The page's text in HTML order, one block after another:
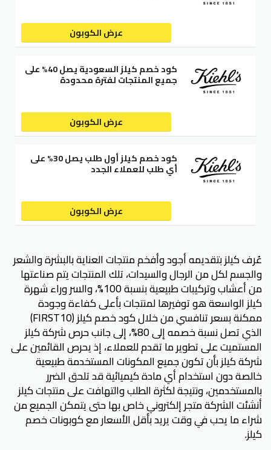
عرض الكوبون
كود خصم كيلز السعودية يصل 40% على
جميع المنتجات لفترة محدودة
عرض الكوبون
كود خصم كيلز أول طلب يصل 30% على
أي طلب للعملاء الجدد
عرض الكوبون
عُرف كيلز بتقديمه أجود وأفخم منتجات العناية بالبشرة والشعر
والجسم لكل من الرجال والسيدات، تلك المنتجات يتم صناعتها
من أعشاب وتركيبات طبيعية بنسبة 100%، والسر وراء شهرة
كيلز الواسعة هو توفيرها لمنتجات بأعلى كفاءة وجودة
ممكنة بسعر تنافسي من خلال كود خصم كيلز (FIRST10)
الذي تصل نسبة خصمه إلى 80%، إلى جانب حرص شركة كيلز
المستميت على تطوير ما تقدم للعملاء، إذ يحرص القائمين على
شركة كيلز بأن تكون جميع المكونات المستخدمة طبيعية
خالصة دون استخدام أي مادة كيميائية قد تلحق الضرر
بالمستخدمين، ونتيجة لكثرة الطلب والتهافت على منتجات كيلز
أنشئت الشركة متجر إلكتروني خاص بها حتى يتمكن الجميع من
شراء ما يحب في وقت يريد بأقل الأسعار مع كوبونات خصم
كيلز.